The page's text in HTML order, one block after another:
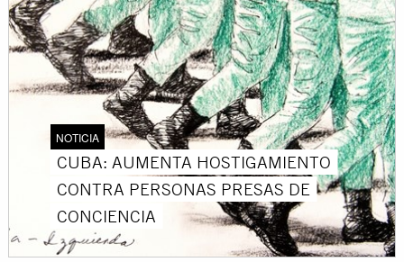
NOTICIA
CUBA: AUMENTA HOSTIGAMIENTO
CONTRA PERSONAS PRESAS DE
CONCIENCIA